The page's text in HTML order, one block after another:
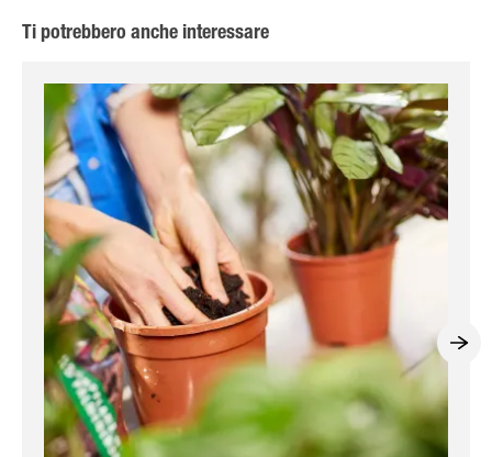
Ti potrebbero anche interessare